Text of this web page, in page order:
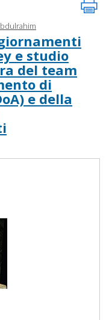
e studio
del team
di
e della